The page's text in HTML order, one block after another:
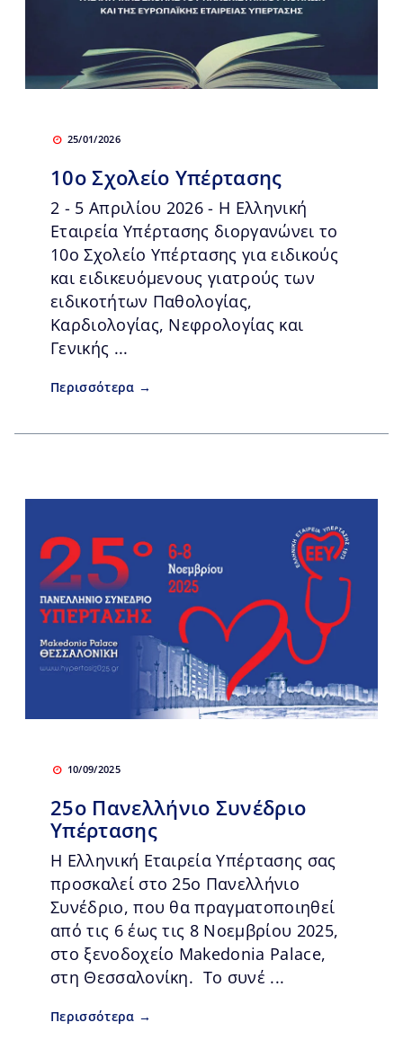
25/01/2026
10ο Σχολείο Υπέρτασης
2 - 5 Απριλίου 2026 - Η Ελληνική
Εταιρεία Υπέρτασης διοργανώνει το
10ο Σχολείο Υπέρτασης για ειδικούς
και ειδικευόμενους γιατρούς των
ειδικοτήτων Παθολογίας,
Καρδιολογίας, Νεφρολογίας και
Γενικής ...
Περισσότερα →
10/09/2025
25ο Πανελλήνιο Συνέδριο
Υπέρτασης
Η Ελληνική Εταιρεία Υπέρτασης σας
προσκαλεί στο 25ο Πανελλήνιο
Συνέδριο, που θα πραγματοποιηθεί
από τις 6 έως τις 8 Νοεμβρίου 2025,
στο ξενοδοχείο Makedonia Palace,
στη Θεσσαλονίκη. Το συνέ ...
Περισσότερα →